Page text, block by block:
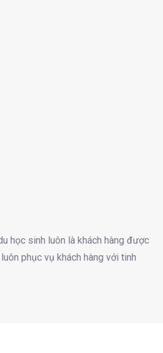
học sinh luôn là khách hàng được
phục vụ khách hàng với tinh